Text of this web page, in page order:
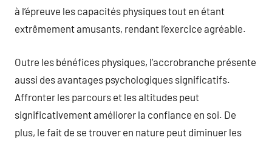
à l’épreuve les capacités physiques tout en étant
extrêmement amusants, rendant l’exercice agréable.
Outre les bénéfices physiques, l’accrobranche présente
aussi des avantages psychologiques significatifs.
Affronter les parcours et les altitudes peut
significativement améliorer la confiance en soi. De
plus, le fait de se trouver en nature peut diminuer les